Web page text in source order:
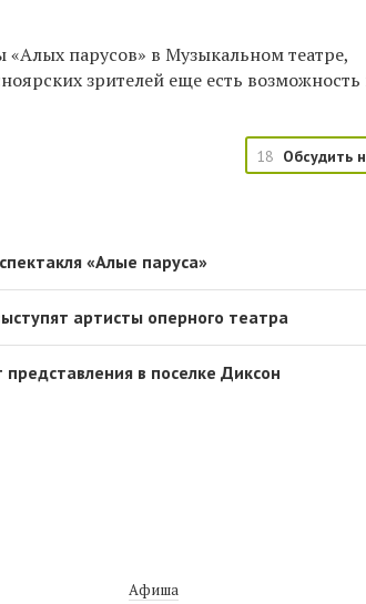
парусов» в Музыкальном театре,
зрителей еще есть возможность
18 Обсудить
«Алые паруса»
артисты оперного театра
в поселке Диксон
Афиша